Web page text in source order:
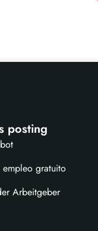
posting
gratuito
Arbeitgeber